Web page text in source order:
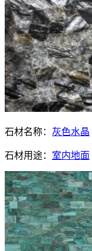
石材名称： 灰色水晶
石材用途： 室内地面